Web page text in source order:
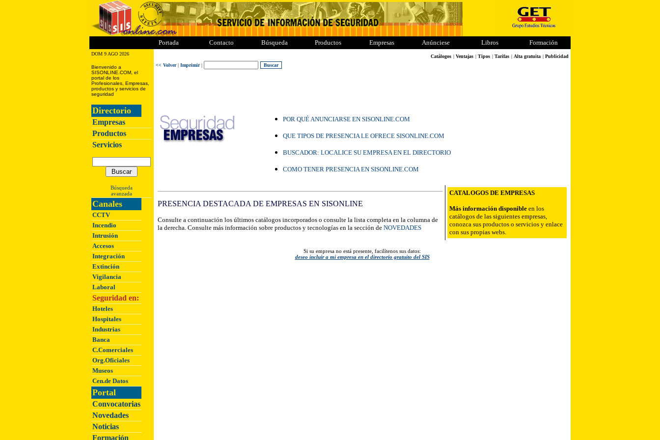
Portada Contacto Búsqueda Productos Empresas Anúnciese Libros Formación
DOM 9 AGO 2026
Bienvenido a
SISONLINE.COM, el
portal de los
Profesionales, Empresas,
productos y servicios de
seguridad
Directorio
Empresas
Productos
Servicios
Búsqueda
avanzada
Canales
CCTV
Incendio
Intrusión
Accesos
Integración
Extinción
Vigilancia
Laboral
Seguridad en:
Hoteles
Hospitales
Industrias
Banca
C.Comerciales
Org.Oficiales
Museos
Cen.de Datos
Portal
Convocatorias
Novedades
Noticias
Formación
Catálogos | Ventajas | Tipos | Tarifas | Alta gratuita | Publicidad
<< Volver| Imprimir|
POR QUÉ ANUNCIARSE EN SISONLINE.COM
QUE TIPOS DE PRESENCIA LE OFRECE SISONLINE.COM
BUSCADOR: LOCALICE SU EMPRESA EN EL DIRECTORIO
COMO TENER PRESENCIA EN SISONLINE.COM
PRESENCIA DESTACADA DE EMPRESAS EN SISONLINE
Consulte a continuación los últimos catálogos incorporados o consulte la lista completa en la columna de
la derecha. Consulte más información sobre productos y tecnologías en la sección de NOVEDADES
CATALOGOS DE EMPRESAS
Más información disponible en los
catálogos de las siguientes empresas,
conozca sus productos o servicios y enlace
con sus propias webs.
Si su empresa no está presente, facilítenos sus datos:
deseo incluir a mi empresa en el directorio gratuito del SIS